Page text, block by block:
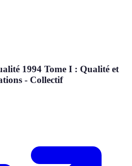
1994 Tome I : Qualité et
- Collectif